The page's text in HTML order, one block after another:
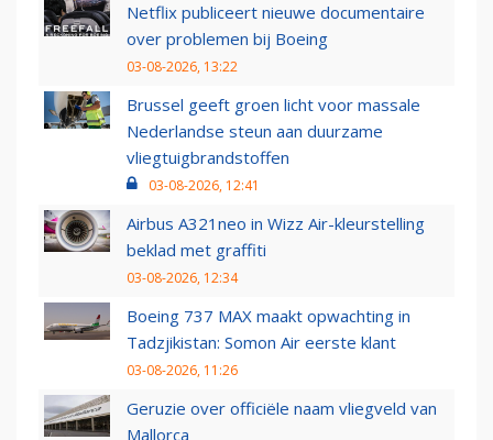
Netflix publiceert nieuwe documentaire
over problemen bij Boeing
03-08-2026, 13:22
Brussel geeft groen licht voor massale
Nederlandse steun aan duurzame
vliegtuigbrandstoffen
03-08-2026, 12:41
Airbus A321neo in Wizz Air-kleurstelling
beklad met graffiti
03-08-2026, 12:34
Boeing 737 MAX maakt opwachting in
Tadzjikistan: Somon Air eerste klant
03-08-2026, 11:26
Geruzie over officiële naam vliegveld van
Mallorca